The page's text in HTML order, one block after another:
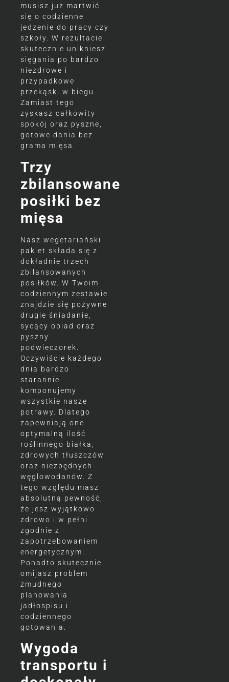
musisz już martwić
się o codzienne
jedzenie do pracy czy
szkoły. W rezultacie
skutecznie unikniesz
sięgania po bardzo
niezdrowe i
przypadkowe
przekąski w biegu.
Zamiast tego
zyskasz całkowity
spokój oraz pyszne,
gotowe dania bez
grama mięsa.
Trzy
zbilansowane
posiłki bez
mięsa
Nasz wegetariański
pakiet składa się z
dokładnie trzech
zbilansowanych
posiłków. W Twoim
codziennym zestawie
znajdzie się pożywne
drugie śniadanie,
sycący obiad oraz
pyszny
podwieczorek.
Oczywiście każdego
dnia bardzo
starannie
komponujemy
wszystkie nasze
potrawy. Dlatego
zapewniają one
optymalną ilość
roślinnego białka,
zdrowych tłuszczów
oraz niezbędnych
węglowodanów. Z
tego względu masz
absolutną pewność,
że jesz wyjątkowo
zdrowo i w pełni
zgodnie z
zapotrzebowaniem
energetycznym.
Ponadto skutecznie
omijasz problem
żmudnego
planowania
jadłospisu i
codziennego
gotowania.
Wygoda
transportu i